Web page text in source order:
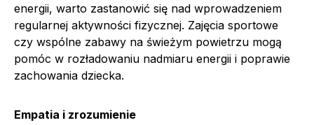
energii, warto zastanowić się nad wprowadzeniem
regularnej aktywności fizycznej. Zajęcia sportowe
czy wspólne zabawy na świeżym powietrzu mogą
pomóc w rozładowaniu nadmiaru energii i poprawie
zachowania dziecka.
Empatia i zrozumienie